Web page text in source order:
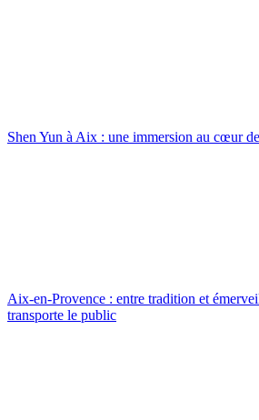
Shen Yun à Aix : une immersion au cœur
Aix-en-Provence : entre tradition et
transporte le public